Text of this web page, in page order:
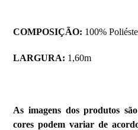
COMPOSIÇÃO: 100%
LARGURA: 1,60m
As imagens dos produtos
cores podem variar de